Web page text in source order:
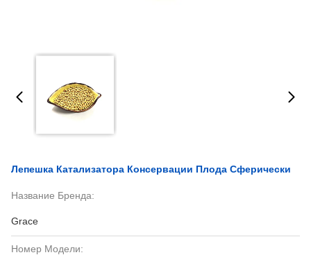
Лепешка Катализатора Консервации Плода Сферически
Название Бренда:
Grace
Номер Модели: